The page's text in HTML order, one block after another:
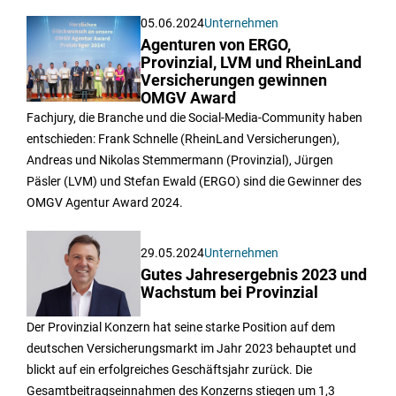
05.06.2024Unternehmen
Agenturen von ERGO,
Provinzial, LVM und RheinLand
Versicherungen gewinnen
OMGV Award
Fachjury, die Branche und die Social-Media-Community haben
entschieden: Frank Schnelle (RheinLand Versicherungen),
Andreas und Nikolas Stemmermann (Provinzial), Jürgen
Päsler (LVM) und Stefan Ewald (ERGO) sind die Gewinner des
OMGV Agentur Award 2024.
29.05.2024Unternehmen
Gutes Jahresergebnis 2023 und
Wachstum bei Provinzial
Der Provinzial Konzern hat seine starke Position auf dem
deutschen Versicherungsmarkt im Jahr 2023 behauptet und
blickt auf ein erfolgreiches Geschäftsjahr zurück. Die
Gesamtbeitragseinnahmen des Konzerns stiegen um 1,3